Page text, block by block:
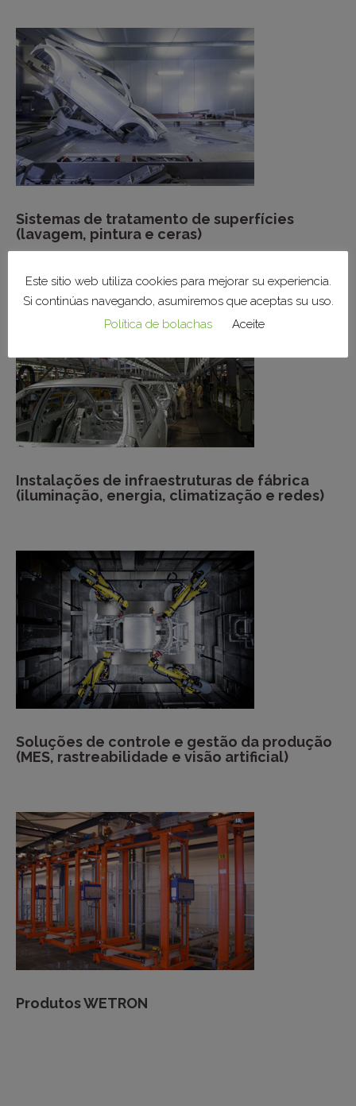
Sistemas de tratamento de superfícies
(lavagem, pintura e ceras)
Instalações de infraestruturas de fábrica
(iluminação, energia, climatização e redes)
Soluções de controle e gestão da produção
(MES, rastreabilidade e visão artificial)
Produtos WETRON
Este sitio web utiliza cookies para mejorar su experiencia.
Si continúas navegando, asumiremos que aceptas su uso.
Política de bolachas
Aceite